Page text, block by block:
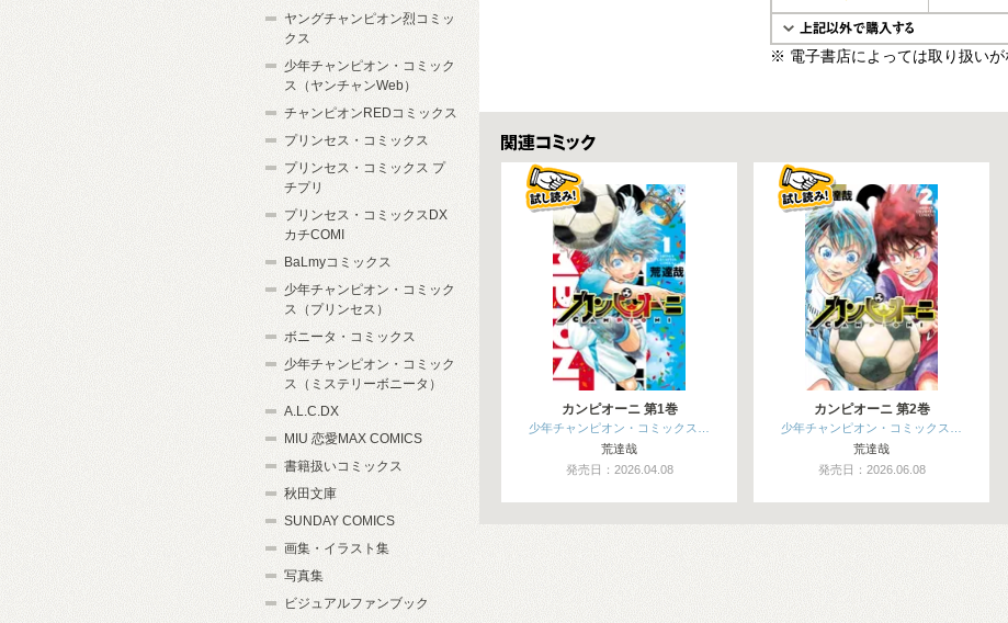
※ 電子書店によっては取り扱い
関連コミックス
カンピオーニ 第1巻
少年チャンピオン・コミックス…
荒達哉
発売日：2026.04.08
カンピオーニ 第2巻
少年チャンピオン・コミックス…
荒達哉
発売日：2026.06.08
ヤングチャンピオン烈コミッ
クス
少年チャンピオン・コミック
ス（ヤンチャンWeb）
チャンピオンREDコミックス
プリンセス・コミックス
プリンセス・コミックス プ
チプリ
プリンセス・コミックスDX
カチCOMI
BaLmyコミックス
少年チャンピオン・コミック
ス（プリンセス）
ボニータ・コミックス
少年チャンピオン・コミック
ス（ミステリーボニータ）
A.L.C.DX
MIU 恋愛MAX COMICS
書籍扱いコミックス
秋田文庫
SUNDAY COMICS
画集・イラスト集
写真集
ビジュアルファンブック